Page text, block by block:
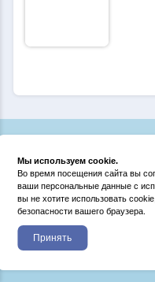
Мы используем cookie.
Во время посещения сайта вы
ваши персональные данные с
вы не хотите использовать
безопасности вашего браузера.
Принять